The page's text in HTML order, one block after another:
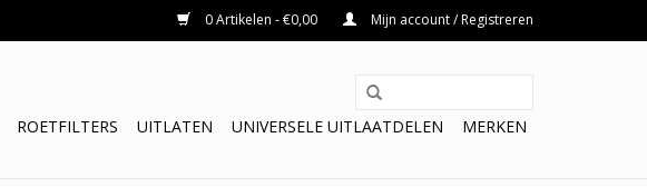
0 Artikelen - €0,00 Mijn account / Registreren
ROETFILTERS UITLATEN UNIVERSELE UITLAATDELEN MERKEN